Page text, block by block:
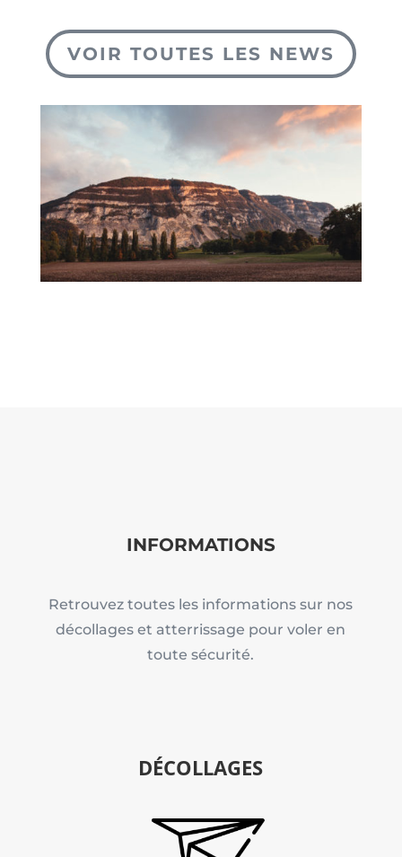
VOIR TOUTES LES NEWS
INFORMATIONS
Retrouvez toutes les informations sur nos
décollages et atterrissage pour voler en
toute sécurité.
DÉCOLLAGES